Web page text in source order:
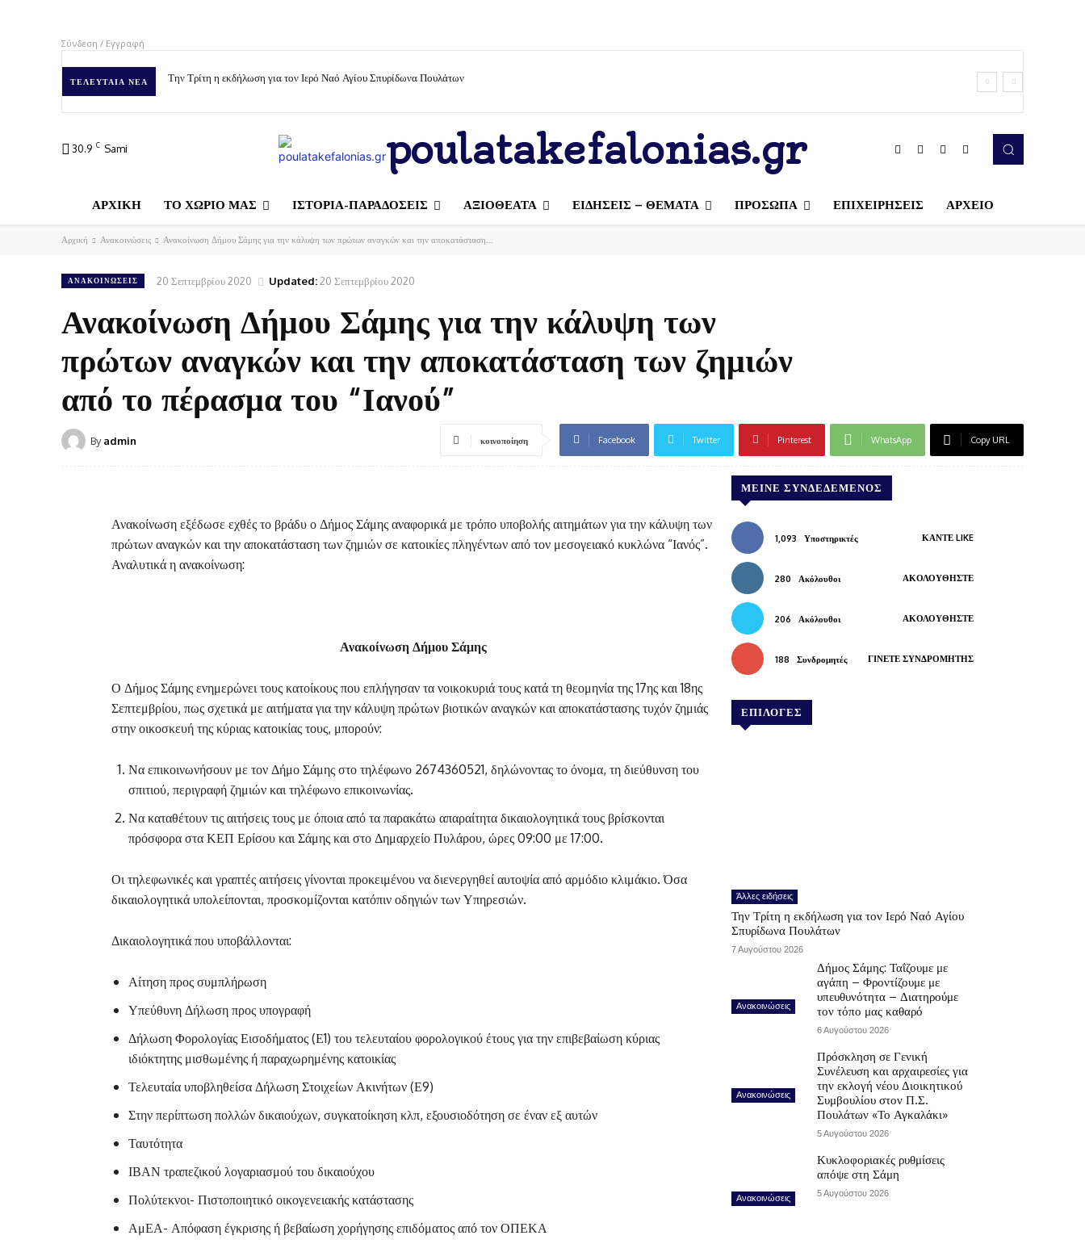
Σύνδεση / Εγγραφή
ΤΕΛΕΥΤΑΊΑ ΝΈΑ Την Τρίτη η εκδήλωση για τον Ιερό Ναό Αγίου Σπυρίδωνα Πουλάτων
30.9 C Sami poulatakefalonias.gr
ΑΡΧΙΚΗ ΤΟ ΧΩΡΙΟ ΜΑΣ ΙΣΤΟΡΙΑ-ΠΑΡΑΔΟΣΕΙΣ ΑΞΙΟΘΕΑΤΑ ΕΙΔΗΣΕΙΣ – ΘΕΜΑΤΑ ΠΡΟΣΩΠΑ ΕΠΙΧΕΙΡΗΣΕΙΣ ΑΡΧΕΙΟ
Αρχική Ανακοινώσεις Ανακοίνωση Δήμου Σάμης για την κάλυψη των πρώτων αναγκών και την αποκατάσταση...
ΑΝΑΚΟΙΝΏΣΕΙΣ 20 Σεπτεμβρίου 2020 Updated:20 Σεπτεμβρίου 2020
Ανακοίνωση Δήμου Σάμης για την κάλυψη των
πρώτων αναγκών και την αποκατάσταση των ζημιών
από το πέρασμα του “Ιανού”
By admin κοινοποίηση Facebook Twitter Pinterest WhatsApp Copy URL
Ανακοίνωση εξέδωσε εχθές το βράδυ ο Δήμος Σάμης αναφορικά με τρόπο υποβολής αιτημάτων για την κάλυψη των
πρώτων αναγκών και την αποκατάσταση των ζημιών σε κατοικίες πληγέντων από τον μεσογειακό κυκλώνα “Ιανός”.
Αναλυτικά η ανακοίνωση:
Ανακοίνωση Δήμου Σάμης
Ο Δήμος Σάμης ενημερώνει τους κατοίκους που επλήγησαν τα νοικοκυριά τους κατά τη θεομηνία της 17ης και 18ης
Σεπτεμβρίου, πως σχετικά με αιτήματα για την κάλυψη πρώτων βιοτικών αναγκών και αποκατάστασης τυχόν ζημιάς
στην οικοσκευή της κύριας κατοικίας τους, μπορούν:
Να επικοινωνήσουν με τον Δήμο Σάμης στο τηλέφωνο 2674360521, δηλώνοντας το όνομα, τη διεύθυνση του
σπιτιού, περιγραφή ζημιών και τηλέφωνο επικοινωνίας.
Να καταθέτουν τις αιτήσεις τους με όποια από τα παρακάτω απαραίτητα δικαιολογητικά τους βρίσκονται
πρόσφορα στα ΚΕΠ Ερίσου και Σάμης και στο Δημαρχείο Πυλάρου, ώρες 09:00 με 17:00.
Οι τηλεφωνικές και γραπτές αιτήσεις γίνονται προκειμένου να διενεργηθεί αυτοψία από αρμόδιο κλιμάκιο. Όσα
δικαιολογητικά υπολείπονται, προσκομίζονται κατόπιν οδηγιών των Υπηρεσιών.
Δικαιολογητικά που υποβάλλονται:
Αίτηση προς συμπλήρωση
Υπεύθυνη Δήλωση προς υπογραφή
Δήλωση Φορολογίας Εισοδήματος (Ε1) του τελευταίου φορολογικού έτους για την επιβεβαίωση κύριας
ιδιόκτητης μισθωμένης ή παραχωρημένης κατοικίας
Τελευταία υποβληθείσα Δήλωση Στοιχείων Ακινήτων (Ε9)
Στην περίπτωση πολλών δικαιούχων, συγκατοίκηση κλπ, εξουσιοδότηση σε έναν εξ αυτών
Ταυτότητα
ΙΒΑΝ τραπεζικού λογαριασμού του δικαιούχου
Πολύτεκνοι- Πιστοποιητικό οικογενειακής κατάστασης
ΑμΕΑ- Απόφαση έγκρισης ή βεβαίωση χορήγησης επιδόματος από τον ΟΠΕΚΑ
ΜΕΊΝΕ ΣΥΝΔΕΔΕΜΈΝΟΣ
1,093 Υποστηρικτές ΚΆΝΤΕ LIKE
280 Ακόλουθοι ΑΚΟΛΟΥΘΉΣΤΕ
206 Ακόλουθοι ΑΚΟΛΟΥΘΉΣΤΕ
188 Συνδρομητές ΓΊΝΕΤΕ ΣΥΝΔΡΟΜΗΤΉΣ
ΕΠΙΛΟΓΕΣ
Άλλες ειδήσεις
Την Τρίτη η εκδήλωση για τον Ιερό Ναό Αγίου
Σπυρίδωνα Πουλάτων
7 Αυγούστου 2026
Ανακοινώσεις
Δήμος Σάμης: Ταΐζουμε με
αγάπη – Φροντίζουμε με
υπευθυνότητα – Διατηρούμε
τον τόπο μας καθαρό
6 Αυγούστου 2026
Ανακοινώσεις
Πρόσκληση σε Γενική
Συνέλευση και αρχαιρεσίες για
την εκλογή νέου Διοικητικού
Συμβουλίου στον Π.Σ.
Πουλάτων «Το Αγκαλάκι»
5 Αυγούστου 2026
Ανακοινώσεις
Κυκλοφοριακές ρυθμίσεις
απόψε στη Σάμη
5 Αυγούστου 2026